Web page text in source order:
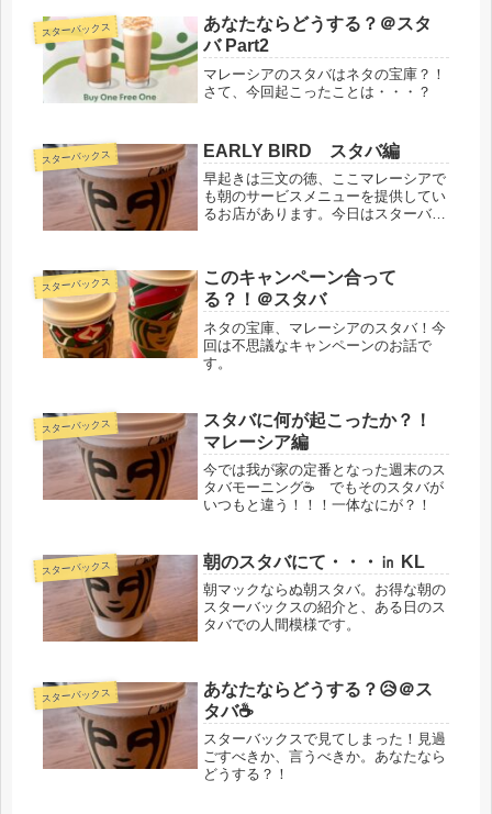
スターバックス
あなたならどうする？＠スタ
バ Part2
マレーシアのスタバはネタの宝庫？！
さて、今回起こったことは・・・？
スターバックス EARLY BIRD スタバ編
早起きは三文の徳、ここマレーシアで
も朝のサービスメニューを提供してい
るお店があります。今日はスターバッ
スターバックス
このキャンペーン合って
る？！＠スタバ
ネタの宝庫、マレーシアのスタバ！今
回は不思議なキャンペーンのお話で
す。
スターバックス
スタバに何が起こったか？！
マレーシア編
今では我が家の定番となった週末のス
タバモーニング☕ でもそのスタバが
いつもと違う！！！一体なにが？！
スターバックス 朝のスタバにて・・・㏌ KL
朝マックならぬ朝スタバ。お得な朝の
スターバックスの紹介と、ある日のス
タバでの人間模様です。
スターバックス
あなたならどうする？😥＠ス
タバ☕
スターバックスで見てしまった！見過
ごすべきか、言うべきか。あなたなら
どうする？！